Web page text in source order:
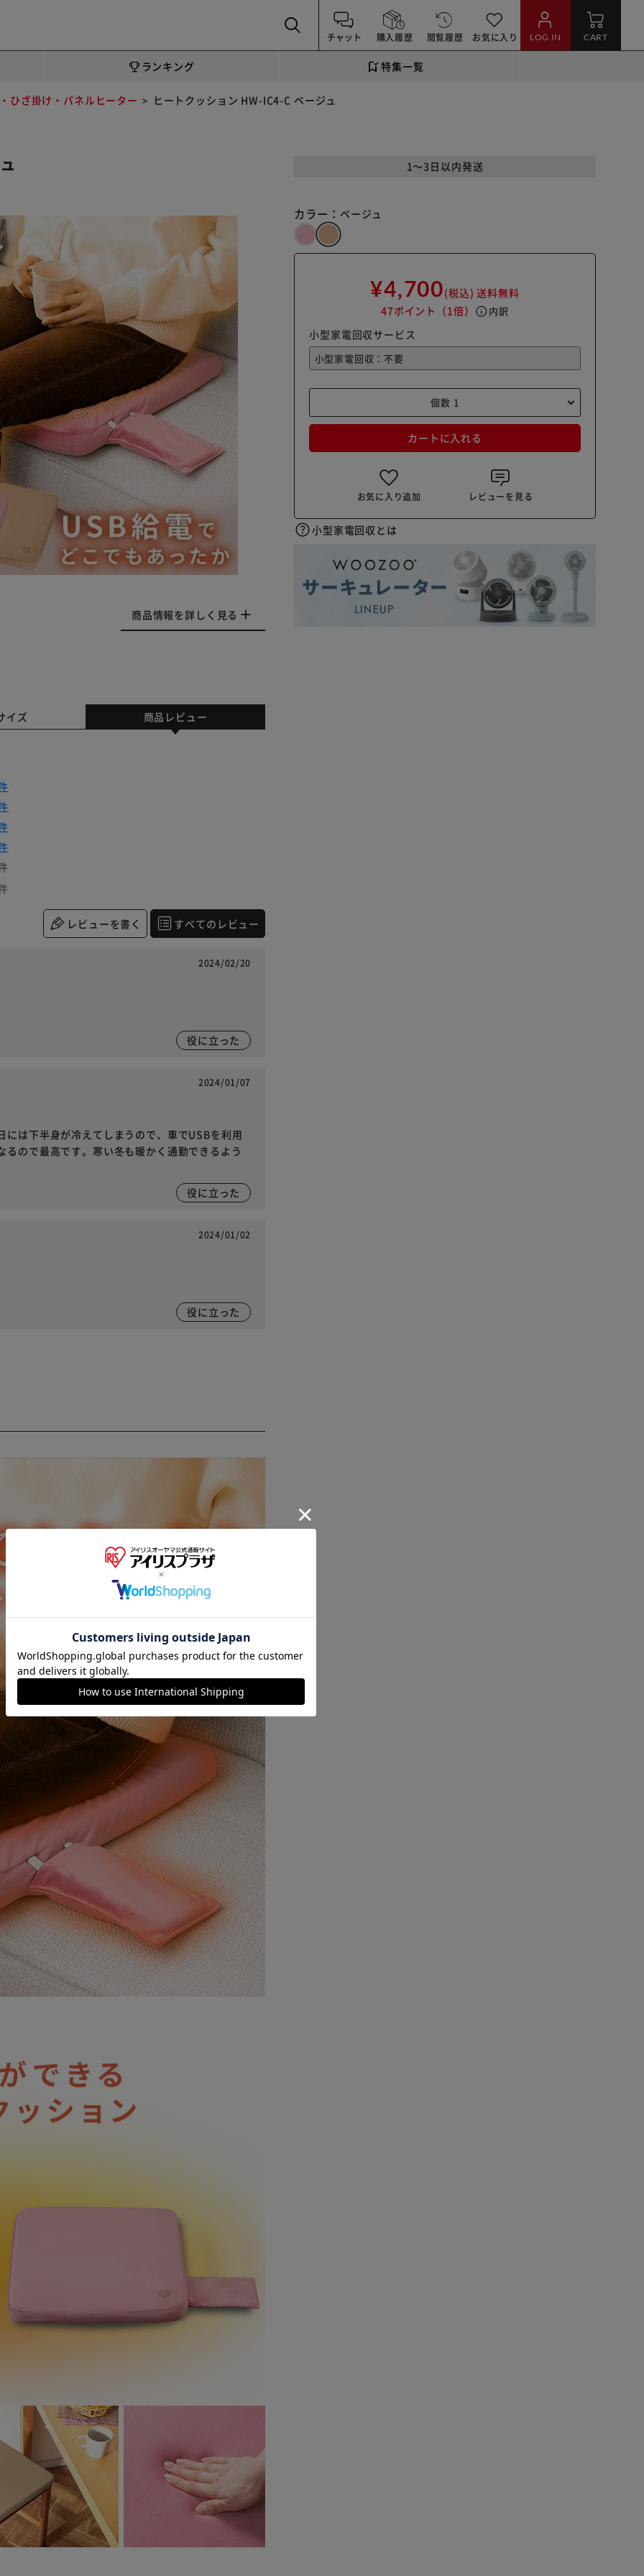
チャット 購入履歴 閲覧履歴 お気に入り LOG IN CART
ランキング 特集一覧
ひざ掛け・パネルヒーター ヒートクッション HW-IC4-C ベージュ
商品情報を詳しく見る
1～3日以内発送
カラー： ベージュ
¥4,700(税込) 送料無料
47ポイント （1倍） info 内訳
小型家電回収サービス
カートに入れる
お気に入り追加 レビューを見る
小型家電回収とは
イズ 商品レビュー
レビューを書く すべてのレビュー
2024/02/20
役に立った
2024/01/07
は下半身が冷えてしまうので、車でUSBを利用
ので最高です。寒い冬も暖かく通勤できるよう
役に立った
2024/01/02
役に立った
※ご確認ください